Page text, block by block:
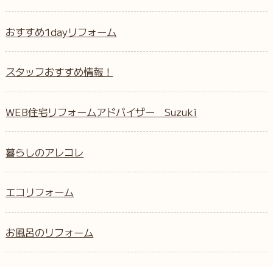
おすすめ1dayリフォーム
スタッフおすすめ情報！
WEB住宅リフォームアドバイザー Suzuki
暮らしのアレコレ
エコリフォーム
お風呂のリフォーム